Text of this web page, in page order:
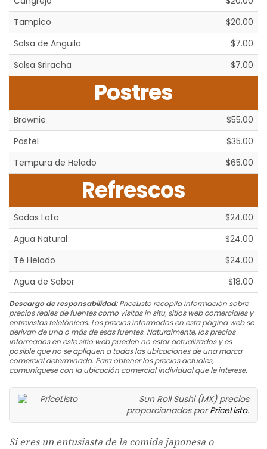
Tampico
$20.00
Salsa de Anguila
$7.00
Salsa Sriracha
$7.00
Postres
Brownie
$55.00
Pastel
$35.00
Tempura de Helado
$65.00
Refrescos
Sodas Lata
$24.00
Agua Natural
$24.00
Té Helado
$24.00
Agua de Sabor
$18.00
Descargo de responsabilidad:PriceListo recopila información sobre
precios reales de fuentes como visitas in situ, sitios web comerciales y
entrevistas telefónicas. Los precios informados en esta página web se
derivan de una o más de esas fuentes. Naturalmente, los precios
informados en este sitio web pueden no estar actualizados y es
posible que no se apliquen a todas las ubicaciones de una marca
comercial determinada. Para obtener los precios actuales,
comuníquese con la ubicación comercial individual que le interese.
Sun Roll Sushi (MX) precios
proporcionados porPriceListo.
Si eres un entusiasta de la comida japonesa o